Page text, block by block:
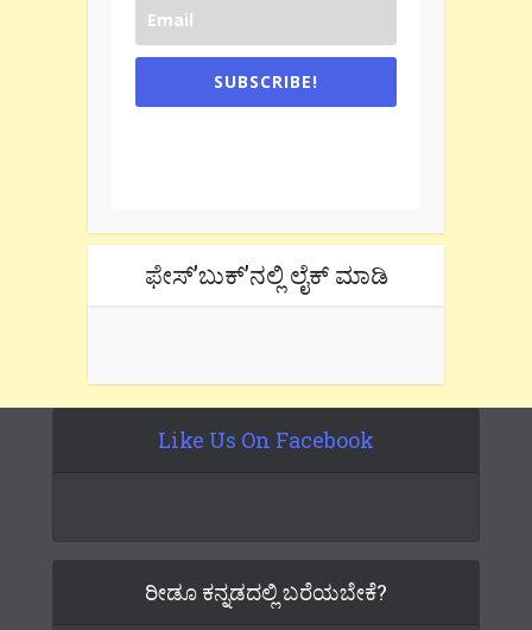
SUBSCRIBE!
ಫೇಸ್’ಬುಕ್’ನಲ್ಲಿ ಲೈಕ್ ಮಾಡಿ
Like Us On Facebook
ರೀಡೂ ಕನ್ನಡದಲ್ಲಿ ಬರೆಯಬೇಕೆ?